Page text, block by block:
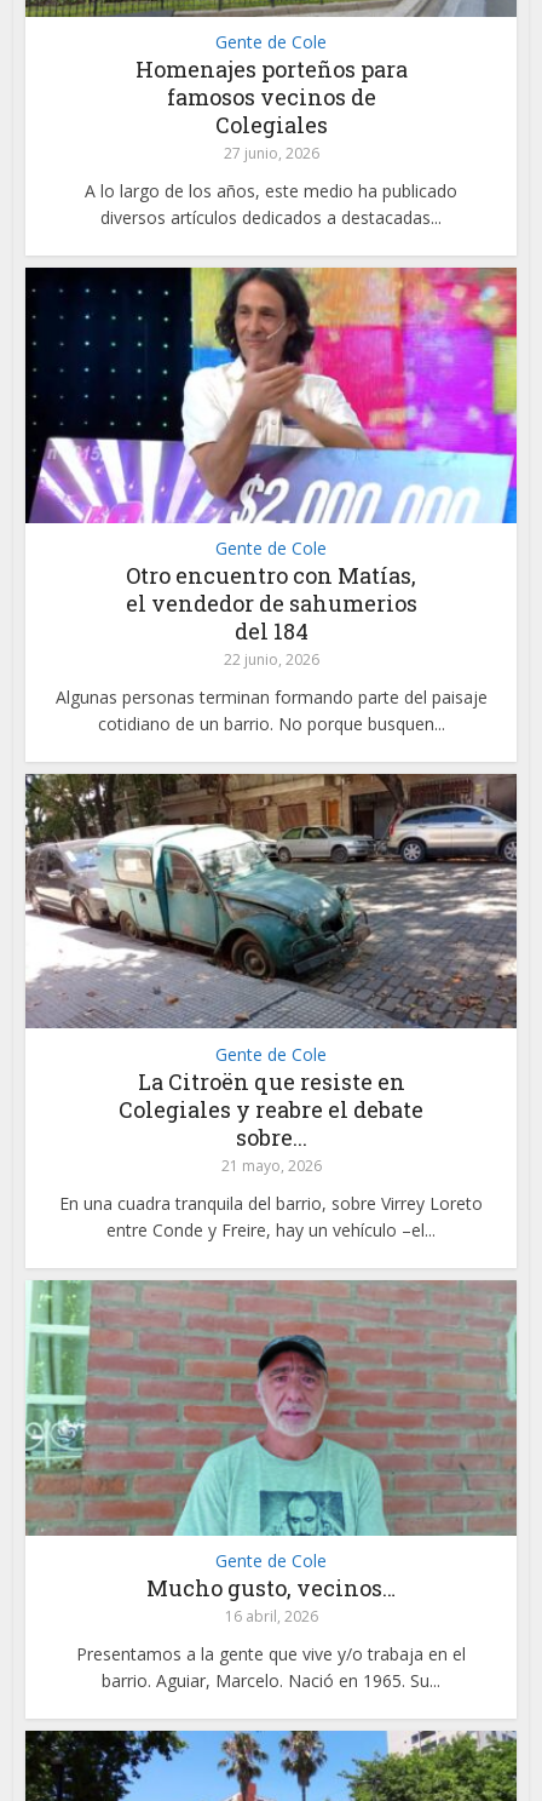
Gente de Cole
Homenajes porteños para
famosos vecinos de
Colegiales
27 junio, 2026
A lo largo de los años, este medio ha publicado
diversos artículos dedicados a destacadas...
Gente de Cole
Otro encuentro con Matías,
el vendedor de sahumerios
del 184
22 junio, 2026
Algunas personas terminan formando parte del paisaje
cotidiano de un barrio. No porque busquen...
Gente de Cole
La Citroën que resiste en
Colegiales y reabre el debate
sobre...
21 mayo, 2026
En una cuadra tranquila del barrio, sobre Virrey Loreto
entre Conde y Freire, hay un vehículo –el...
Gente de Cole
Mucho gusto, vecinos…
16 abril, 2026
Presentamos a la gente que vive y/o trabaja en el
barrio. Aguiar, Marcelo. Nació en 1965. Su...